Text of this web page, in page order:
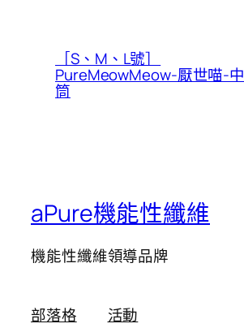
［S、M、L號］
PureMeowMeow-厭世喵-中
筒
aPure機能性纖維
機能性纖維領導品牌
部落格
活動